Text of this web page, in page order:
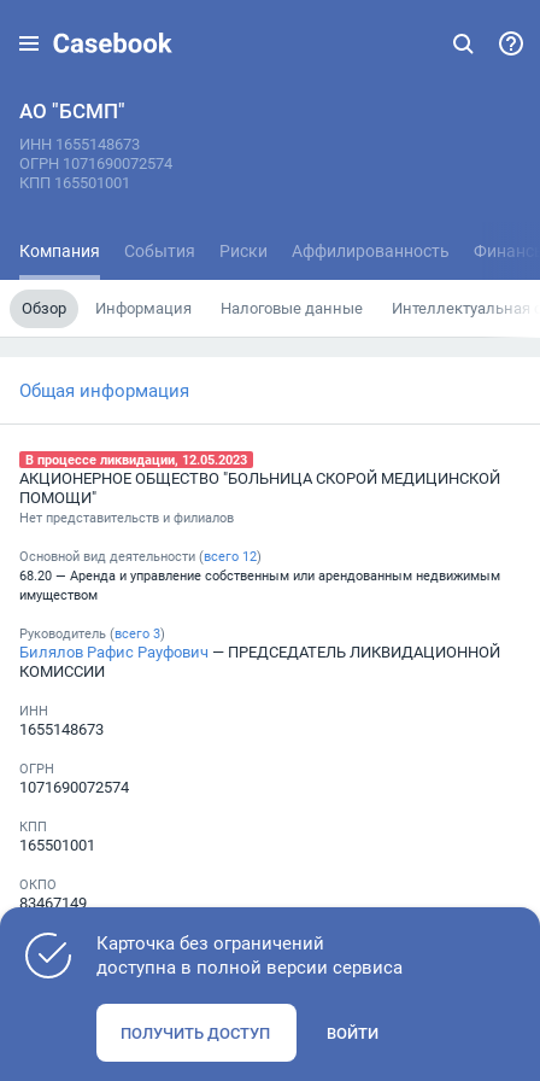
АО "БСМП"
ИНН 1655148673
ОГРН 1071690072574
КПП 165501001
Компания События Риски Аффилированность
Обзор Информация Налоговые данные Интеллектуальная
Общая информация
В процессе ликвидации, 12.05.2023
АКЦИОНЕРНОЕ ОБЩЕСТВО "БОЛЬНИЦА СКОРОЙ МЕДИЦИНСКОЙ
ПОМОЩИ"
Нет представительств и филиалов
Основной вид деятельности (всего 12)
68.20 — Аренда и управление собственным или арендованным недвижимым
имуществом
Руководитель (всего 3)
Билялов Рафис Рауфович — ПРЕДСЕДАТЕЛЬ ЛИКВИДАЦИОННОЙ
КОМИССИИ
ИНН
1655148673
ОГРН
1071690072574
КПП
165501001
ОКПО
83467149
Телефон
Не указан
Как оценить состояние компании
Карточка без ограничений
доступна в полной версии сервиса
ПОЛУЧИТЬ ДОСТУП ВОЙТИ